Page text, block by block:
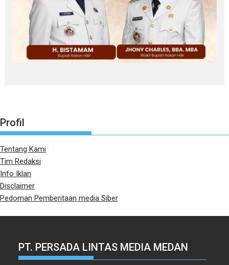
Profil
Tentang Kami
Tim Redaksi
Info Iklan
Disclaimer
Pedoman Pemberitaan media Siber
PT. PERSADA LINTAS MEDIA MEDAN